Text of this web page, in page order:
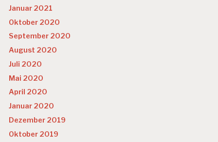
Januar 2021
Oktober 2020
September 2020
August 2020
Juli 2020
Mai 2020
April 2020
Januar 2020
Dezember 2019
Oktober 2019